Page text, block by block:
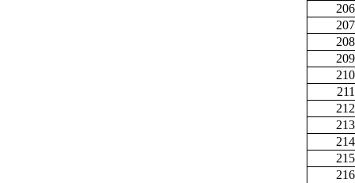
206
207
208
209
210
211
212
213
214
215
216